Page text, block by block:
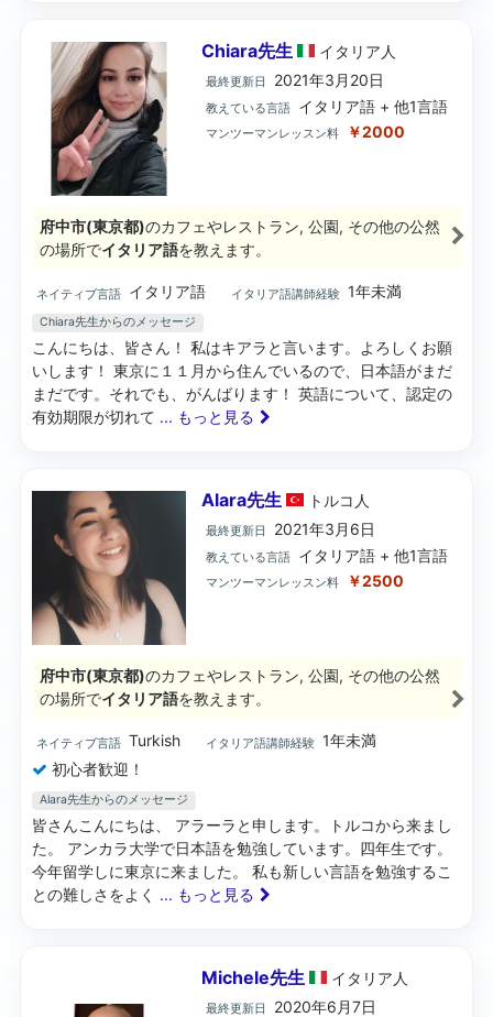
Chiara先生 イタリア 人
最終更新日 2021年3月20日
教えている言語 イタリア語 + 他1言語
マンツーマンレッスン料 ￥2000
府中市(東京都)のカフェやレストラン, 公園, その他の公然
の場所でイタリア語を教えます。
ネイティブ言語 イタリア語 イタリア語講師経験 1年未満
Chiara先生からのメッセージ
こんにちは、皆さん！ 私はキアラと言います。よろしくお願
いします！ 東京に１１月から住んでいるので、日本語がまだ
まだです。それでも、がんばります！ 英語について、認定の
有効期限が切れて ... もっと見る
Alara先生 トルコ 人
最終更新日 2021年3月6日
教えている言語 イタリア語 + 他1言語
マンツーマンレッスン料 ￥2500
府中市(東京都)のカフェやレストラン, 公園, その他の公然
の場所でイタリア語を教えます。
ネイティブ言語 Turkish イタリア語講師経験 1年未満
初心者歓迎！
Alara先生からのメッセージ
皆さんこんにちは、 アラーラと申します。トルコから来まし
た。 アンカラ大学で日本語を勉強しています。四年生です。
今年留学しに東京に来ました。 私も新しい言語を勉強するこ
との難しさをよく ... もっと見る
Michele先生 イタリア 人
最終更新日 2020年6月7日